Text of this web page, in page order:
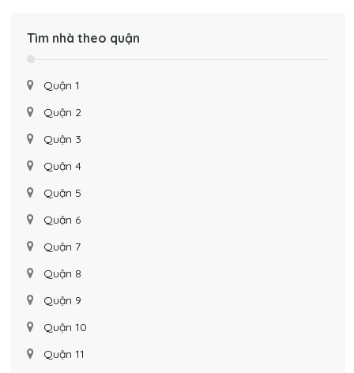
Tìm nhà theo quận
Quận 1
Quận 2
Quận 3
Quận 4
Quận 5
Quận 6
Quận 7
Quận 8
Quận 9
Quận 10
Quận 11